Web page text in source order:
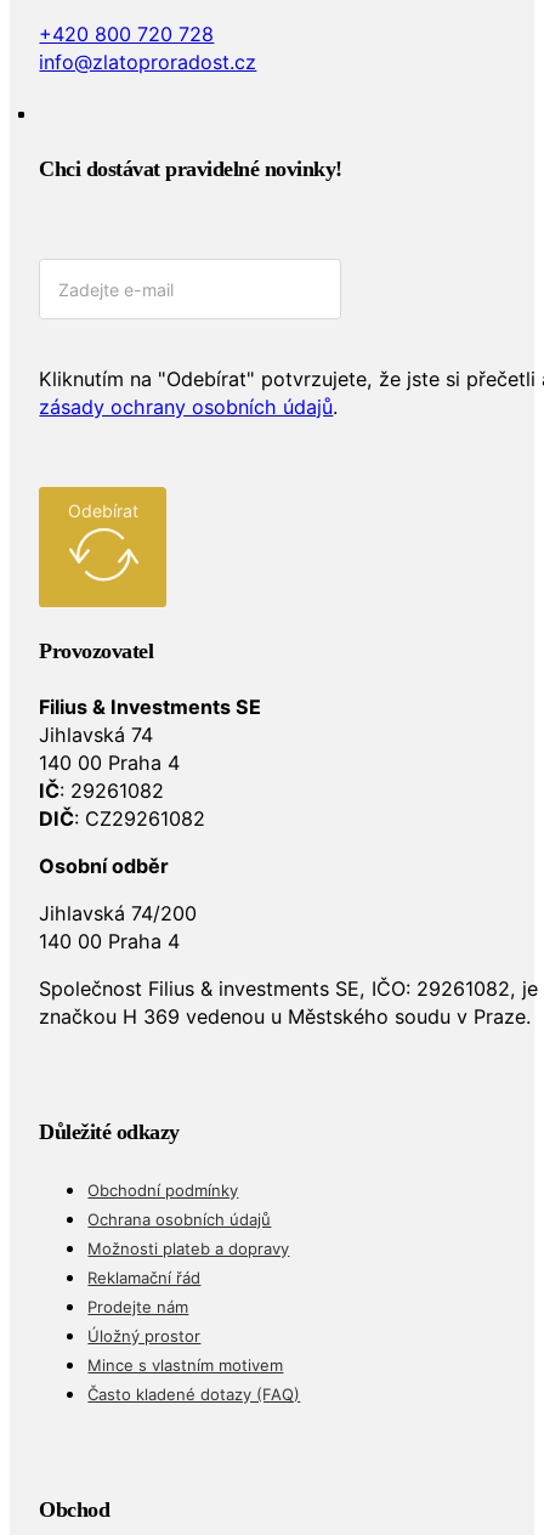
+420 800 720 728
info@zlatoproradost.cz
Chci dostávat pravidelné novinky!​
Kliknutím na "Odebírat" potvrzujete, že jste si přečetli
zásady ochrany osobních údajů.
Odebírat
Provozovatel
Filius & Investments SE
Jihlavská 74
140 00 Praha 4
IČ: 29261082
DIČ: CZ29261082
Osobní odběr
Jihlavská 74/200
140 00 Praha 4
Společnost Filius & investments SE, IČO: 29261082,
značkou H 369 vedenou u Městského soudu v Praze.
Důležité odkazy
Obchodní podmínky
Ochrana osobních údajů
Možnosti plateb a dopravy
Reklamační řád
Prodejte nám
Úložný prostor
Mince s vlastním motivem
Často kladené dotazy (FAQ)
Obchod